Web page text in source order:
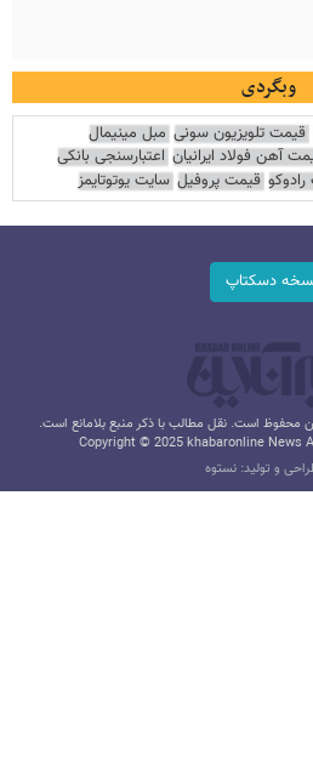
وبگردی
قیمت تلویزیون سونی مبل مینیمال
آهن فولاد ایرانیان اعتبارسنجی بانکی
قیمت پروفیل سایت یوتوتایمز
دسکتاپ
محفوظ است. نقل مطالب با ذکر منبع بلامانع است.
Copyright © 2025 khabaronline News
و تولید: نستوه